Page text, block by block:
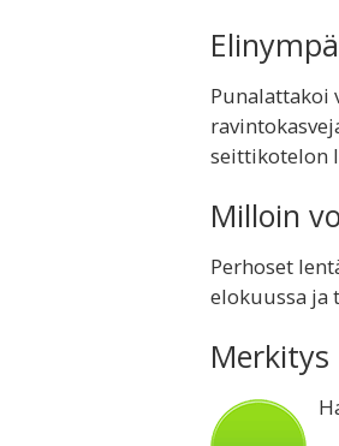
Punalattakoi
seittikotelon
Milloin
Perhoset
elokuussa ja